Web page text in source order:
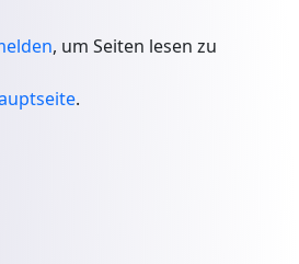
, um Seiten lesen zu
.